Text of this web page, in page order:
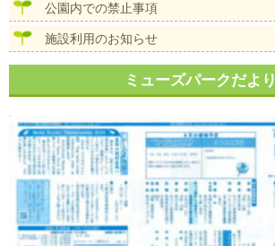
公園内での禁止事項
施設利用のお知らせ
ミューズパークだより